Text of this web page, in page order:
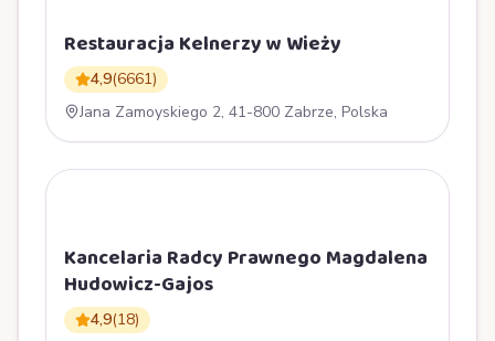
Restauracja Kelnerzy w Wieży
4,9(6661)
Jana Zamoyskiego 2, 41-800 Zabrze, Polska
Kancelaria Radcy Prawnego Magdalena
Hudowicz-Gajos
4,9(18)